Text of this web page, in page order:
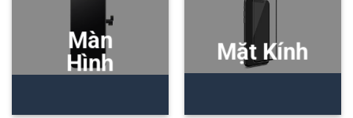
Màn
Hình
Mặt Kính